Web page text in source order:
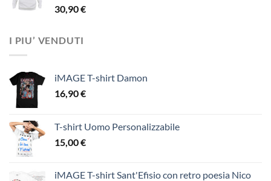
30,90€
I PIU’ VENDUTI
iMAGE T-shirt Damon
16,90€
T-shirt Uomo Personalizzabile
15,00€
iMAGE T-shirt Sant'Efisio con retro poesia Nico